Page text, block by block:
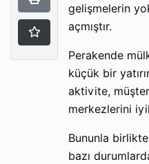
gelişmelerin
açmıştır.
Perakende
küçük bir
aktivite,
merkezlerini
Bununla
bazı